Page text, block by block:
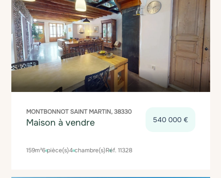
MONTBONNOT SAINT MARTIN, 38330
Maison à vendre 540 000 €
159m²6 pièce(s)4 chambre(s)Réf. 11328